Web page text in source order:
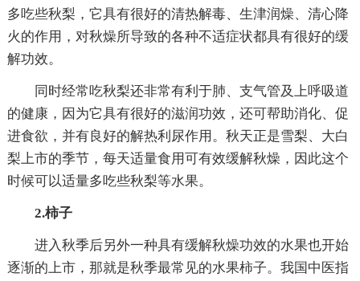
多吃些秋梨，它具有很好的清热解毒、生津润燥、清心降
火的作用，对秋燥所导致的各种不适症状都具有很好的缓
解功效。
同时经常吃秋梨还非常有利于肺、支气管及上呼吸道
的健康，因为它具有很好的滋润功效，还可帮助消化、促
进食欲，并有良好的解热利尿作用。秋天正是雪梨、大白
梨上市的季节，每天适量食用可有效缓解秋燥，因此这个
时候可以适量多吃些秋梨等水果。
2.柿子
进入秋季后另外一种具有缓解秋燥功效的水果也开始
逐渐的上市，那就是秋季最常见的水果柿子。我国中医指